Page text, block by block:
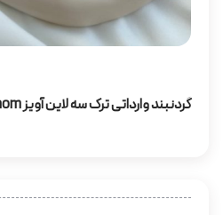
گردنبند وارداتی ترک سه لاین آویز mom